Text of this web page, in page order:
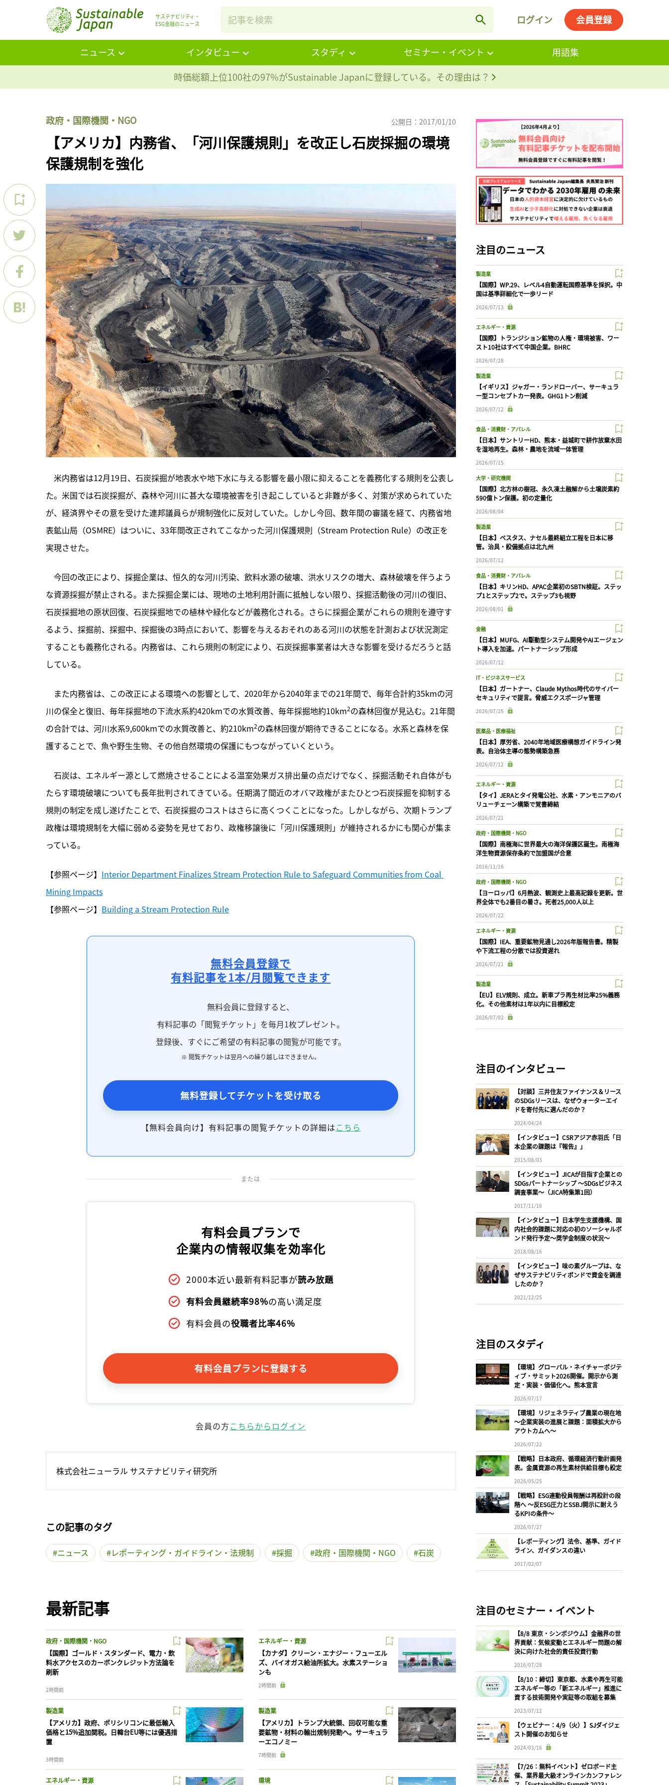
サステナビリティ・
ESG金融のニュース
ログイン 会員登録
ニュース インタビュー スタディ セミナー・イベント
用語集
時価総額上位100社の97%がSustainable Japanに登録している。その理由は？
政府・国際機関・NGO 公開日：2017/01/10
【アメリカ】内務省、「河川保護規則」を改正し石炭採掘の環境
保護規制を強化
米内務省は12月19日、石炭採掘が地表水や地下水に与える影響を最小限に抑えることを義務化する規則を公表し
た。米国では石炭採掘が、森林や河川に甚大な環境被害を引き起こしていると非難が多く、対策が求められていた
が、経済界やその意を受けた連邦議員らが規制強化に反対していた。しかし今回、数年間の審議を経て、内務省地
表鉱山局（OSMRE）はついに、33年間改正されてこなかった河川保護規則（Stream Protection Rule）の改正を
実現させた。
今回の改正により、採掘企業は、恒久的な河川汚染、飲料水源の破壊、洪水リスクの増大、森林破壊を伴うよう
な資源採掘が禁止される。また採掘企業には、現地の土地利用計画に抵触しない限り、採掘活動後の河川の復旧、
石炭採掘地の原状回復、石炭採掘地での植林や緑化などが義務化される。さらに採掘企業がこれらの規則を遵守す
るよう、採掘前、採掘中、採掘後の3時点において、影響を与えるおそれのある河川の状態を計測および状況測定
することも義務化される。内務省は、これら規則の制定により、石炭採掘事業者は大きな影響を受けるだろうと話
している。
また内務省は、この改正による環境への影響として、2020年から2040年までの21年間で、毎年合計約35kmの河
川の保全と復旧、毎年採掘地の下流水系約420kmでの水質改善、毎年採掘地約10km2の森林回復が見込む。21年間
の合計では、河川水系9,600kmでの水質改善と、約210km2の森林回復が期待できることになる。水系と森林を保
護することで、魚や野生生物、その他自然環境の保護にもつながっていくという。
石炭は、エネルギー源として燃焼させることによる温室効果ガス排出量の点だけでなく、採掘活動それ自体がも
たらす環境破壊についても長年批判されてきている。任期満了間近のオバマ政権がまたひとつ石炭採掘を抑制する
規則の制定を成し遂げたことで、石炭採掘のコストはさらに高くつくことになった。しかしながら、次期トランプ
政権は環境規制を大幅に弱める姿勢を見せており、政権移譲後に「河川保護規則」が維持されるかにも関心が集ま
っている。
【参照ページ】 Interior Department Finalizes Stream Protection Rule to Safeguard Communities from Coal
Mining Impacts
【参照ページ】 Building a Stream Protection Rule
無料会員登録で
有料記事を1本/月閲覧できます
無料会員に登録すると、
有料記事の「閲覧チケット」を毎月1枚プレゼント。
登録後、すぐにご希望の有料記事の閲覧が可能です。
※ 閲覧チケットは翌月への繰り越しはできません。
無料登録してチケットを受け取る
【無料会員向け】有料記事の閲覧チケットの詳細はこちら
または
有料会員プランで
企業内の情報収集を効率化
2000本近い最新有料記事が読み放題
有料会員継続率98%の高い満足度
有料会員の役職者比率46%
有料会員プランに登録する
会員の方こちらからログイン
株式会社ニューラル サステナビリティ研究所
この記事のタグ
ニュース レポーティング・ガイドライン・法規制 採掘 政府・国際機関・NGO 石炭
最新記事
政府・国際機関・NGO
【国際】ゴールド・スタンダード、電力・飲
料水アクセスのカーボンクレジット方法論を
刷新
2時間前
エネルギー・資源
【カナダ】クリーン・エナジー・フューエル
ズ、バイオガス給油所拡大。水素ステーショ
ンも
2時間前
製造業
【アメリカ】政府、ポリシリコンに最低輸入
価格と15%追加関税。日韓台EU等には優遇措
置
3時間前
製造業
【アメリカ】トランプ大統領、回収可能な重
要鉱物・材料の輸出規制発動へ。サーキュラ
ーエコノミー
7時間前
エネルギー・資源 環境
注目のニュース
製造業
【国際】WP.29、レベル4自動運転国際基準を採択。中
国は基準詳細化で一歩リード
2026/07/13
エネルギー・資源
【国際】トランジション鉱物の人権・環境被害、ワー
スト10社はすべて中国企業。BHRC
2026/07/28
製造業
【イギリス】ジャガー・ランドローバー、サーキュラ
ー型コンセプトカー発表。GHG1トン削減
2026/07/12
食品・消費財・アパレル
【日本】サントリーHD、熊本・益城町で耕作放棄水田
を湿地再生。森林・農地を流域一体管理
2026/07/15
大学・研究機関
【国際】北方林の樹冠、永久凍土融解から土壌炭素約
590億トン保護。初の定量化
2026/08/04
製造業
【日本】ベスタス、ナセル最終組立工程を日本に移
管。治具・設備拠点は北九州
2026/07/12
食品・消費財・アパレル
【日本】キリンHD、APAC企業初のSBTN検証。ステッ
プ1とステップ2で。ステップ3も視野
2026/08/01
金融
【日本】MUFG、AI駆動型システム開発やAIエージェン
ト導入を加速。パートナーシップ形成
2026/07/12
IT・ビジネスサービス
【日本】ガートナー、Claude Mythos時代のサイバー
セキュリティで提言。脅威エクスポージャ管理
2026/07/25
医薬品・医療福祉
【日本】厚労省、2040年地域医療構想ガイドライン発
表。自治体主導の態勢構築急務
2026/07/12
エネルギー・資源
【タイ】JERAとタイ発電公社、水素・アンモニアのバ
リューチェーン構築で覚書締結
2026/07/21
政府・国際機関・NGO
【国際】南極海に世界最大の海洋保護区誕生。南極海
洋生物資源保存条約で加盟国が合意
2016/11/16
政府・国際機関・NGO
【ヨーロッパ】6月熱波、観測史上最高記録を更新。世
界全体でも2番目の暑さ。死者25,000人以上
2026/07/22
エネルギー・資源
【国際】IEA、重要鉱物見通し2026年版報告書。精製
や下流工程の分散では投資遅れ
2026/07/21
製造業
【EU】ELV規則、成立。新車プラ再生材比率25%義務
化。その他素材は1年以内に目標設定
2026/07/02
注目のインタビュー
【対談】三井住友ファイナンス＆リース
のSDGsリースは、なぜウォーターエイ
ドを寄付先に選んだのか？
2024/04/24
【インタビュー】CSRアジア赤羽氏「日
本企業の課題は『報告』」
2015/08/03
【インタビュー】JICAが目指す企業との
SDGsパートナーシップ 〜SDGsビジネス
調査事業〜（JICA特集第1回）
2017/11/16
【インタビュー】日本学生支援機構、国
内社会的課題に対応の初のソーシャルボ
ンド発行予定〜奨学金制度の状況〜
2018/08/16
【インタビュー】味の素グループは、な
ぜサステナビリティボンドで資金を調達
したのか？
2021/12/25
注目のスタディ
【環境】グローバル・ネイチャーポジテ
ィブ・サミット2026開催。開示から測
定・実装・価値化へ。熊本宣言
2026/07/17
【環境】リジェネラティブ農業の現在地
〜企業実装の進展と課題：面積拡大から
アウトカムへ〜
2026/07/22
【戦略】日本政府、循環経済行動計画発
表。金属資源の再生素材供給目標も設定
2026/05/25
【戦略】ESG連動役員報酬は再設計の段
階へ 〜反ESG圧力とSSBJ開示に耐えう
るKPIの条件〜
2026/07/27
【レポーティング】法令、基準、ガイド
ライン、ガイダンスの違い
2017/02/07
注目のセミナー・イベント
【8/8 東京・シンポジウム】金融界の世
界貢献：気候変動とエネルギー問題の解
決に向けた社会的責任投資行動
2016/07/28
【8/10：締切】東京都、水素や再生可能
エネルギー等の「新エネルギー」推進に
資する技術開発や実証等の取組を募集
2023/07/12
【ウェビナー：4/9（火）】SJダイジェ
スト開催のお知らせ
2024/03/16
【7/26：無料イベント】ゼロボード主
催、業界最大級オンラインカンファレン
記事をお気に入りに保存するには